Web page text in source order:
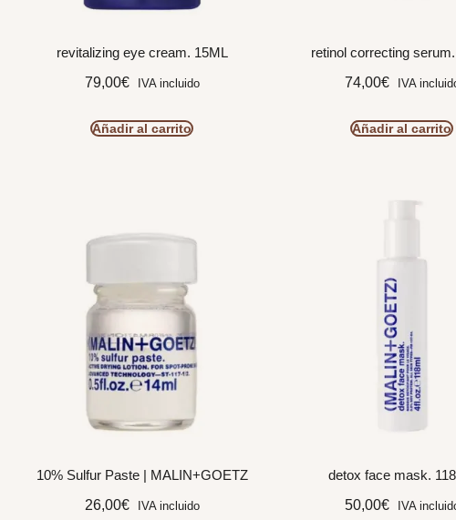
revitalizing eye cream. 15ML
79,00€ IVA incluido
Añadir al carrito
retinol correcting
74,00€ IVA
Añadir al carrito
10% Sulfur Paste | MALIN+GOETZ
26,00€ IVA incluido
detox face mask.
50,00€ IVA